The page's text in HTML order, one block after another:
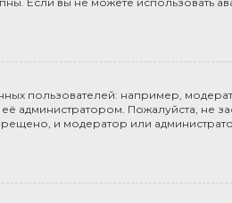
пользователей: например,
администратором. Пожалуйста, не
и модератор или